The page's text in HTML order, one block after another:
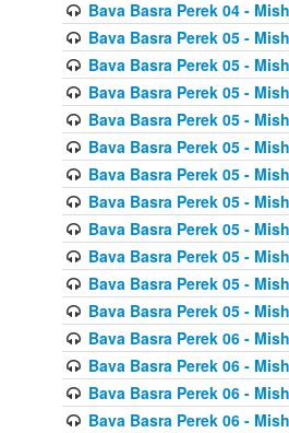
Bava Basra Perek 04 -
Bava Basra Perek 05 -
Bava Basra Perek 05 -
Bava Basra Perek 05 -
Bava Basra Perek 05 -
Bava Basra Perek 05 -
Bava Basra Perek 05 -
Bava Basra Perek 05 -
Bava Basra Perek 05 -
Bava Basra Perek 05 -
Bava Basra Perek 05 -
Bava Basra Perek 05 -
Bava Basra Perek 06 -
Bava Basra Perek 06 -
Bava Basra Perek 06 -
Bava Basra Perek 06 -